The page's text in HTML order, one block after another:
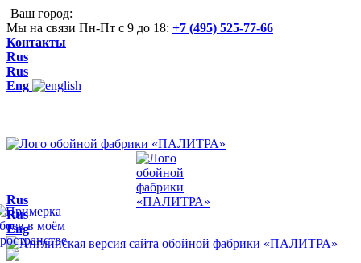
Ваш город:
Мы на связи Пн-Пт с 9 до 18: +7 (495) 525-77-66
Контакты
Rus
Rus
Eng
Rus
Rus
Eng